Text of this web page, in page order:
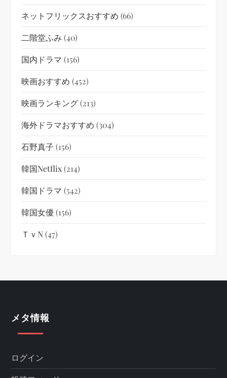
ネットフリックスおすすめ (66)
二階堂ふみ (40)
国内ドラマ (156)
映画おすすめ (452)
映画ランキング(213)
海外ドラマおすすめ (304)
石野真子 (156)
韓国netflix(214)
韓国ドラマ (542)
韓国女優(156)
ＴｖN(47)
メタ情報
ログイン